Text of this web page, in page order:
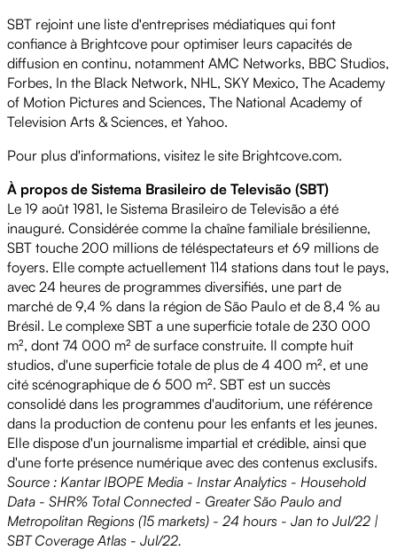
SBT rejoint une liste d'entreprises médiatiques qui font
confiance à Brightcove pour optimiser leurs capacités de
diffusion en continu, notamment AMC Networks, BBC Studios,
Forbes, In the Black Network, NHL, SKY Mexico, The Academy
of Motion Pictures and Sciences, The National Academy of
Television Arts & Sciences, et Yahoo.
Pour plus d'informations, visitez le site Brightcove.com.
À propos de Sistema Brasileiro de Televisão (SBT)
Le 19 août 1981, le Sistema Brasileiro de Televisão a été
inauguré. Considérée comme la chaîne familiale brésilienne,
SBT touche 200 millions de téléspectateurs et 69 millions de
foyers. Elle compte actuellement 114 stations dans tout le pays,
avec 24 heures de programmes diversifiés, une part de
marché de 9,4 % dans la région de São Paulo et de 8,4 % au
Brésil. Le complexe SBT a une superficie totale de 230 000
m², dont 74 000 m² de surface construite. Il compte huit
studios, d'une superficie totale de plus de 4 400 m², et une
cité scénographique de 6 500 m². SBT est un succès
consolidé dans les programmes d'auditorium, une référence
dans la production de contenu pour les enfants et les jeunes.
Elle dispose d'un journalisme impartial et crédible, ainsi que
d'une forte présence numérique avec des contenus exclusifs.
Source : Kantar IBOPE Media - Instar Analytics - Household
Data - SHR% Total Connected - Greater São Paulo and
Metropolitan Regions (15 markets) - 24 hours - Jan to Jul/22 |
SBT Coverage Atlas - Jul/22.